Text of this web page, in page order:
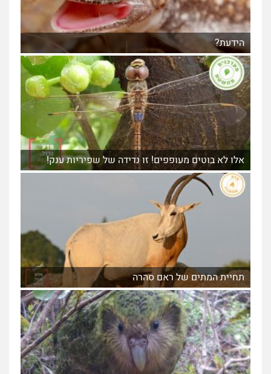
הידעת?
אלו לא בוטים מעופפים! זו נדידה של שפיריות ענק!
תחיית המתים של ראם סהרה